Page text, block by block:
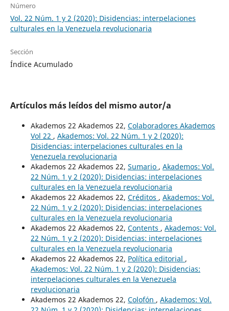
Número
Vol. 22 Núm. 1 y 2 (2020): Disidencias: interpelaciones
culturales en la Venezuela revolucionaria
Sección
Índice Acumulado
Artículos más leídos del mismo autor/a
Akademos 22 Akademos 22, Colaboradores Akademos
Vol 22 , Akademos: Vol. 22 Núm. 1 y 2 (2020):
Disidencias: interpelaciones culturales en la
Venezuela revolucionaria
Akademos 22 Akademos 22, Sumario , Akademos: Vol.
22 Núm. 1 y 2 (2020): Disidencias: interpelaciones
culturales en la Venezuela revolucionaria
Akademos 22 Akademos 22, Créditos , Akademos: Vol.
22 Núm. 1 y 2 (2020): Disidencias: interpelaciones
culturales en la Venezuela revolucionaria
Akademos 22 Akademos 22, Contents , Akademos: Vol.
22 Núm. 1 y 2 (2020): Disidencias: interpelaciones
culturales en la Venezuela revolucionaria
Akademos 22 Akademos 22, Política editorial ,
Akademos: Vol. 22 Núm. 1 y 2 (2020): Disidencias:
interpelaciones culturales en la Venezuela
revolucionaria
Akademos 22 Akademos 22, Colofón , Akademos: Vol.